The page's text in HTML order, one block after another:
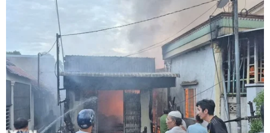
radar tầm xa
15/02/2015 14:22
Chỉ huy Căn cứ Không quân Khatam al-Anbiya của
Iran, ông Farzad Esmaili ngày 15/2 cho biết nước này
đang triển khai lắp đặt một hệ thống radar tầm xa.